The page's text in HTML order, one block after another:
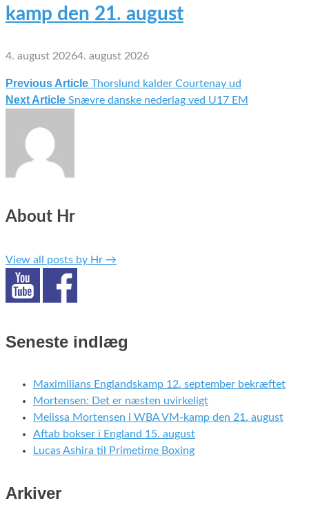
kamp den 21. august
4. august 20264. august 2026
Indlægsnavigation
Previous Article Thorslund kalder Courtenay ud
Next Article Snævre danske nederlag ved U17 EM
About Hr
View all posts by Hr →
Seneste indlæg
Maximilians Englandskamp 12. september bekræftet
Mortensen: Det er næsten uvirkeligt
Melissa Mortensen i WBA VM-kamp den 21. august
Aftab bokser i England 15. august
Lucas Ashira til Primetime Boxing
Arkiver